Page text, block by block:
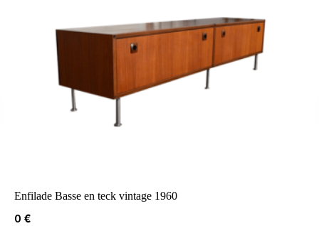
Enfilade Basse en teck vintage 1960
0 €